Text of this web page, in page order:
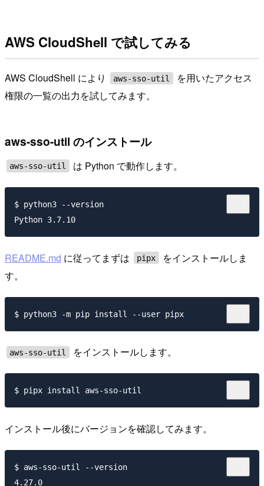
AWS CloudShell で試してみる
AWS CloudShell により aws-sso-util
を用いたアクセス
権限の一覧の出力を試してみます。
aws-sso-util のインストール
aws-sso-util は Python で動作します。
$ python3 --version
README.md に従ってまずは pipx
をインストールしま
す。
aws-sso-util をインストールします。
インストール後にバージョンを確認してみます。
$ aws-sso-util --version